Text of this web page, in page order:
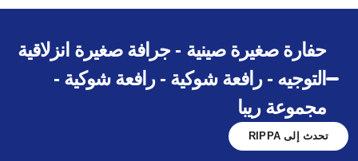
حفارة صغيرة صينية - جرافة صغيرة انزلاقية
التوجيه - رافعة شوكية - رافعة شوكية -
مجموعة ريبا
تحدث إلى RIPPA